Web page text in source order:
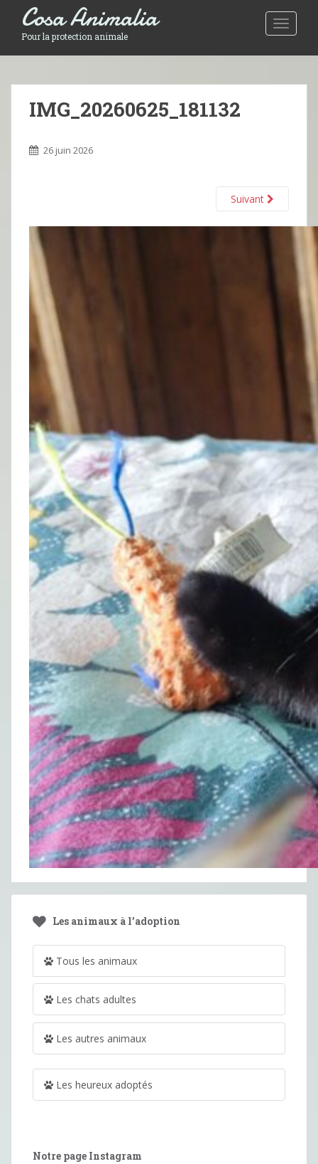
Toggle
Cosa Animalia
Pour la protection animale
IMG_20260625_181132
26 juin 2026
Suivant
Les animaux à l’adoption
Tous les animaux
Les chats adultes
Les autres animaux
Les heureux adoptés
Notre page Instagram